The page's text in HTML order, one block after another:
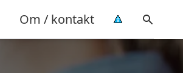
Om / kontakt